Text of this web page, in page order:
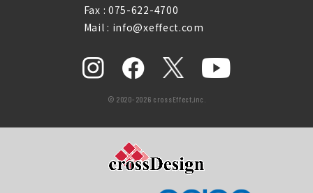
Fax : 075-622-4700
Mail : info@xeffect.com
© 2020-2026 crossEffect,inc.